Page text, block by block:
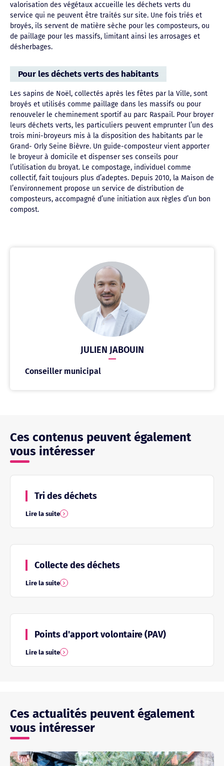
valorisation des végétaux accueille les déchets verts du
service qui ne peuvent être traités sur site. Une fois triés et
broyés, ils servent de matière sèche pour les composteurs, ou
de paillage pour les massifs, limitant ainsi les arrosages et
désherbages.
Pour les déchets verts des habitants
Les sapins de Noël, collectés après les fêtes par la Ville, sont
broyés et utilisés comme paillage dans les massifs ou pour
renouveler le cheminement sportif au parc Raspail. Pour broyer
leurs déchets verts, les particuliers peuvent emprunter l’un des
trois mini-broyeurs mis à la disposition des habitants par le
Grand- Orly Seine Bièvre. Un guide-composteur vient apporter
le broyeur à domicile et dispenser ses conseils pour
l’utilisation du broyat. Le compostage, individuel comme
collectif, fait toujours plus d’adeptes. Depuis 2010, la Maison de
l’environnement propose un service de distribution de
composteurs, accompagné d’une initiation aux règles d’un bon
compost.
JULIEN JABOUIN
Conseiller municipal
Ces contenus peuvent également
vous intéresser
Tri des déchets
Lire la suite
Collecte des déchets
Lire la suite
Points d'apport volontaire (PAV)
Lire la suite
Ces actualités peuvent également
vous intéresser